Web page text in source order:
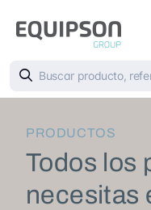
PRODUCTOS
Todos los
necesitas